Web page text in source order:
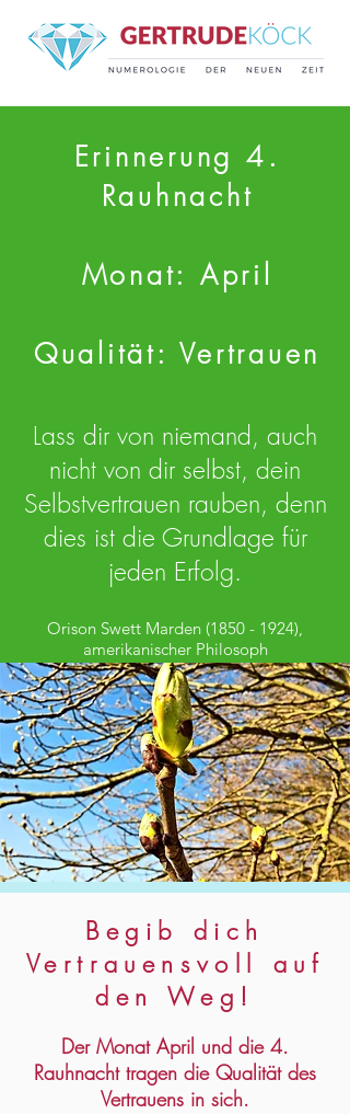
Erinnerung 4.
Rauhnacht
Monat: April
Qualität: Vertrauen
Lass dir von niemand, auch
nicht von dir selbst, dein
Selbstvertrauen rauben, denn
dies ist die Grundlage für
jeden Erfolg.
Orison Swett Marden (1850 - 1924),
amerikanischer Philosoph
Begib dich
Vertrauensvoll auf
den Weg!
Der Monat April und die 4.
Rauhnacht tragen die Qualität des
Vertrauens in sich.